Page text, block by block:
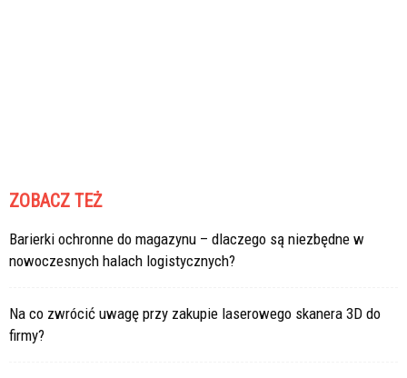
ZOBACZ TEŻ
Barierki ochronne do magazynu – dlaczego są niezbędne w
nowoczesnych halach logistycznych?
Na co zwrócić uwagę przy zakupie laserowego skanera 3D do
firmy?